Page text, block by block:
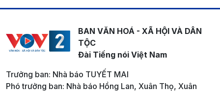
BAN VĂN HOÁ - XÃ HỘI VÀ DÂN
TỘC
Đài Tiếng nói Việt Nam
Trưởng ban: Nhà báo TUYẾT MAI
Phó trưởng ban: Nhà báo Hồng Lan, Xuân Thọ, Xuân